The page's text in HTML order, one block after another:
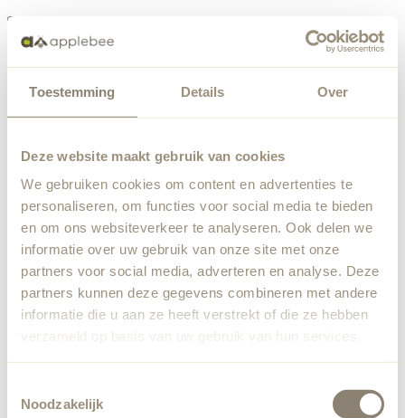
Toestemming Details Over
Deze website maakt gebruik van cookies
We gebruiken cookies om content en advertenties te
personaliseren, om functies voor social media te bieden
en om ons websiteverkeer te analyseren. Ook delen we
informatie over uw gebruik van onze site met onze
partners voor social media, adverteren en analyse. Deze
partners kunnen deze gegevens combineren met andere
informatie die u aan ze heeft verstrekt of die ze hebben
verzameld op basis van uw gebruik van hun services.
Noodzakelijk
Something went wrong
been notified.
Back to home